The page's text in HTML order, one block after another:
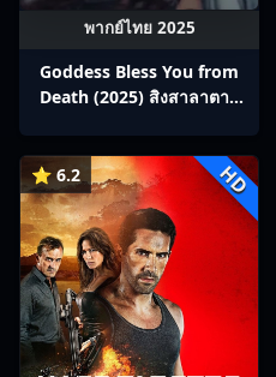
พากย์ไทย 2025
Goddess Bless You from
Death (2025) สิงสาลาตาย
⭐ 6.2 HD